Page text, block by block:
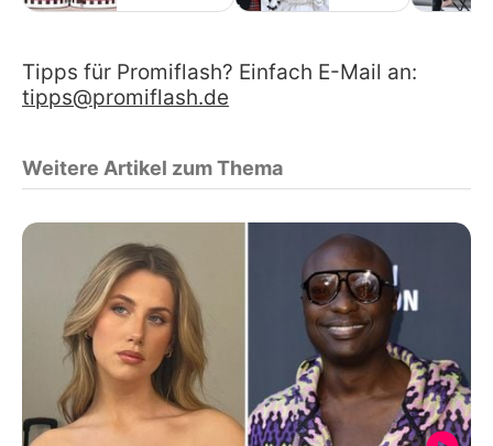
Tipps für Promiflash? Einfach E-Mail an:
tipps@promiflash.de
Weitere Artikel zum Thema